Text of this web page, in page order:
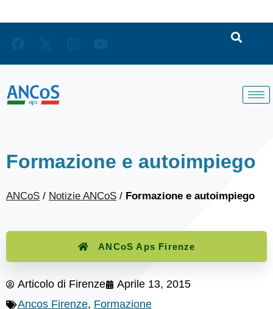
Formazione e autoimpiego
ANCoS / Notizie ANCoS / Formazione e autoimpiego
ANCoS Aps Firenze
Articolo di Firenze
Aprile 13, 2015
Ancos Firenze, Formazione